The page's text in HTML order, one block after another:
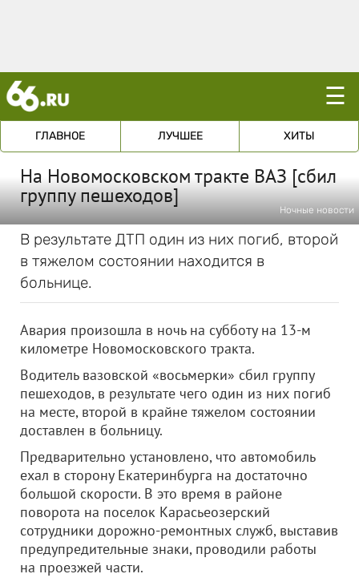
☰
ГЛАВНОЕ ЛУЧШЕЕ ХИТЫ
На Новомосковском тракте ВАЗ [сбил
группу пешеходов]
Ночные новости
В результате ДТП один из них погиб, второй
в тяжелом состоянии находится в
больнице.
Авария произошла в ночь на субботу на 13-м
километре Новомосковского тракта.
Водитель вазовской «восьмерки» сбил группу
пешеходов, в результате чего один из них погиб
на месте, второй в крайне тяжелом состоянии
доставлен в больницу.
Предварительно установлено, что автомобиль
ехал в сторону Екатеринбурга на достаточно
большой скорости. В это время в районе
поворота на поселок Карасьеозерский
сотрудники дорожно-ремонтных служб, выставив
предупредительные знаки, проводили работы
на проезжей части.